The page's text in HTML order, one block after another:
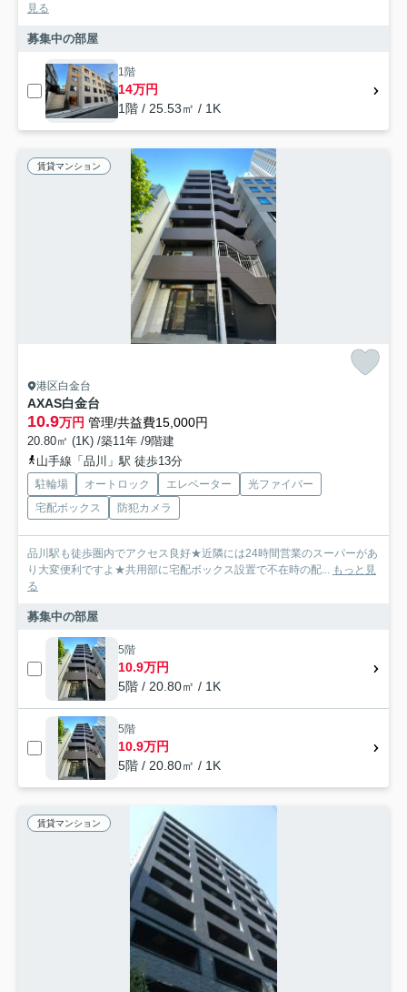
見る
募集中の部屋
1階
14万円
1階 / 25.53㎡ / 1K
賃貸マンション
港区白金台
AXAS白金台
10.9万円 管理/共益費15,000円
20.80㎡ (1K) /築11年 /9階建
山手線「品川」駅 徒歩13分
駐輪場 オートロック エレベーター
光ファイバー
宅配ボックス
防犯カメラ
品川駅も徒歩圏内でアクセス良好★近隣には24時間営業のスーパーがあ
り大変便利ですよ★共用部に宅配ボックス設置で不在時の配... もっと見
る
募集中の部屋
5階
10.9万円
5階 / 20.80㎡ / 1K
5階
10.9万円
5階 / 20.80㎡ / 1K
賃貸マンション